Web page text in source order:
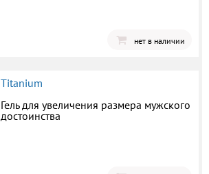
нет в наличии
Titanium
Гель для увеличения размера мужского
достоинства